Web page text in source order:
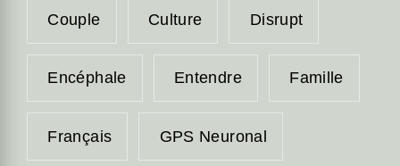
Couple Culture Disrupt
Encéphale Entendre Famille
Français GPS Neuronal